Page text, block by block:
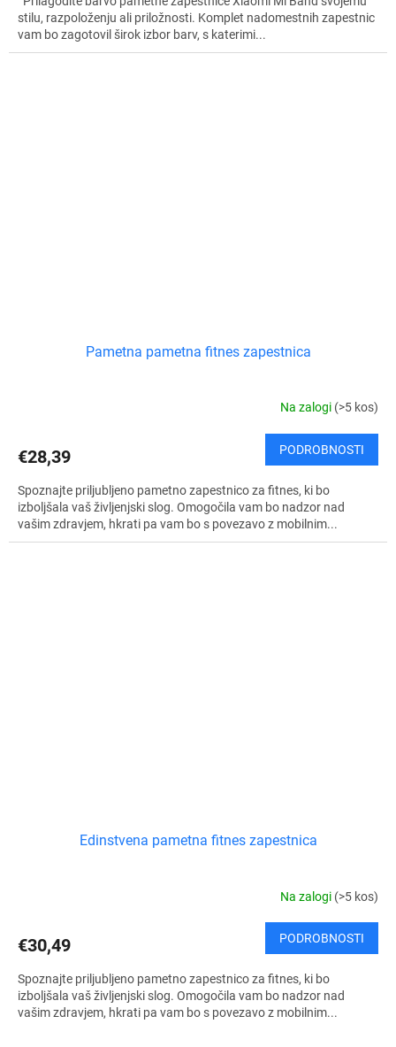
stilu, razpoloženju ali priložnosti. Komplet nadomestnih zapestnic
vam bo zagotovil širok izbor barv, s katerimi...
Pametna pametna fitnes zapestnica
Na zalogi (>5 kos)
€28,39 PODROBNOSTI
Spoznajte priljubljeno pametno zapestnico za fitnes, ki bo
izboljšala vaš življenjski slog. Omogočila vam bo nadzor nad
vašim zdravjem, hkrati pa vam bo s povezavo z mobilnim...
Edinstvena pametna fitnes zapestnica
Na zalogi (>5 kos)
€30,49 PODROBNOSTI
Spoznajte priljubljeno pametno zapestnico za fitnes, ki bo
izboljšala vaš življenjski slog. Omogočila vam bo nadzor nad
vašim zdravjem, hkrati pa vam bo s povezavo z mobilnim...